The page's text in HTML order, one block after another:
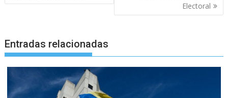
Electoral
Entradas relacionadas